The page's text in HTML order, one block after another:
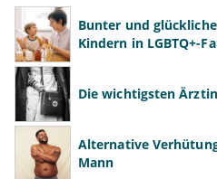
Bunter und
Kindern in LGBTQ+-
Die wichtigsten
Alternative
Mann